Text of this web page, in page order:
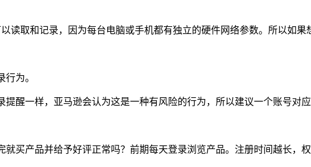
读取和记录，因为每台电脑或手机都有独立的硬件网络参数。所以如
为。
醒一样，亚马逊会认为这是一种有风险的行为，所以建议一个账号对
买产品并给予好评正常吗？前期每天登录浏览产品。注册时间越长，